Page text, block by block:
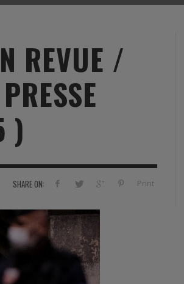
/ SPORT
ANALYSE
HISTOIRE
JEUNES AUTEURS
VIDÉO
PODCAST
EVÈNEMENT
2011
2015
POUR
REVUE /
)
SHARE ON: Print